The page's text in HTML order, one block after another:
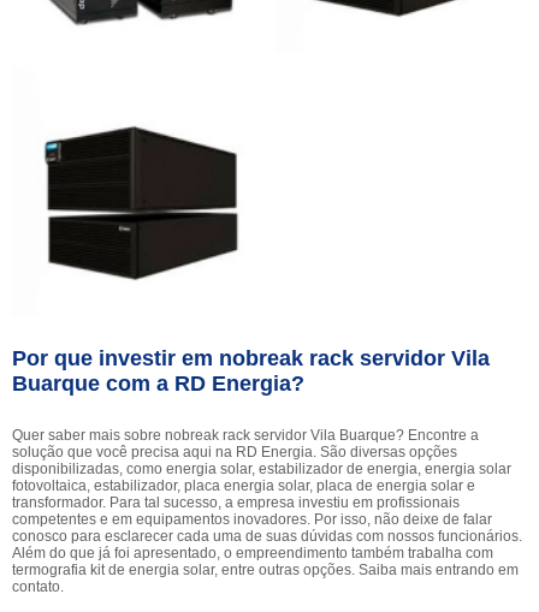
Por que investir em nobreak rack servidor Vila
Buarque com a RD Energia?
Quer saber mais sobre nobreak rack servidor Vila Buarque? Encontre a
solução que você precisa aqui na RD Energia. São diversas opções
disponibilizadas, como energia solar, estabilizador de energia, energia solar
fotovoltaica, estabilizador, placa energia solar, placa de energia solar e
transformador. Para tal sucesso, a empresa investiu em profissionais
competentes e em equipamentos inovadores. Por isso, não deixe de falar
conosco para esclarecer cada uma de suas dúvidas com nossos funcionários.
Além do que já foi apresentado, o empreendimento também trabalha com
termografia kit de energia solar, entre outras opções. Saiba mais entrando em
contato.